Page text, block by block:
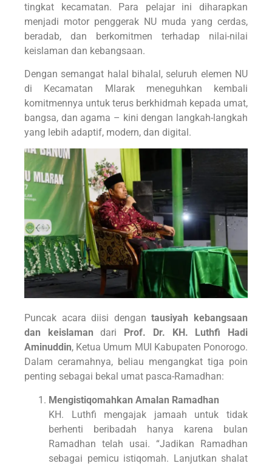
tingkat kecamatan. Para pelajar ini diharapkan
menjadi motor penggerak NU muda yang cerdas,
beradab, dan berkomitmen terhadap nilai-nilai
keislaman dan kebangsaan.
Dengan semangat halal bihalal, seluruh elemen NU
di Kecamatan Mlarak meneguhkan kembali
komitmennya untuk terus berkhidmah kepada umat,
bangsa, dan agama – kini dengan langkah-langkah
yang lebih adaptif, modern, dan digital.
Puncak acara diisi dengantausiyah kebangsaan
dan keislaman dari
Prof. Dr. KH. Luthfi Hadi
Aminuddin, Ketua Umum MUI Kabupaten Ponorogo.
Dalam ceramahnya, beliau mengangkat tiga poin
penting sebagai bekal umat pasca-Ramadhan:
Mengistiqomahkan Amalan Ramadhan
KH. Luthfi mengajak jamaah untuk tidak
berhenti beribadah hanya karena bulan
Ramadhan telah usai. “Jadikan Ramadhan
sebagai pemicu istiqomah. Lanjutkan shalat